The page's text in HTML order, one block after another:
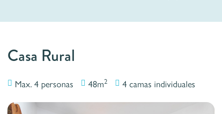
Casa Rural
Max. 4 personas 48m2 4 camas individuales